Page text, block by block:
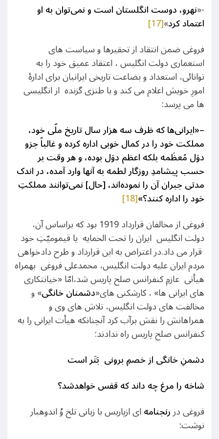
-«نهرو، دوست انگلستان است و نمی‌توان به او
اعتماد كرد»
[17]
فروغی ضمن انتقاد از تحقیرها و سیاست های
استعماری دولت انگلیس ، اعتقاد عمیق خود را به
توانائی، استعداد و بضاعت تاریخی ایرانیان برای ادارۀ
امورِ خویش اعلام می کند و با طنزی گزنده از انگلیسی
ها می پرسد:
–«ایرانی‌ها که ظرف سه هزار سال تاریخ ملّی خود،
مملکت خود را در کمال خوبی اداره کرده و غالباً جزو
دوَل مُعظَمه بلکه اعظم دوَل بوده، و هر وقت بر
حسب پیشامدِ روزگار لطمه به آنها وارد آمده، در اندک
مدتی جبران آن را نموده‌اند، [حال] نمی‌توانند مملکتِ
خود را اداره کنند؟»[18]
فروغی از مخالفان قرارداد 1919 بود که براساس آن،
دولت انگلیس ایران را تحت الحمایه یا قیمومیّتِ خود
قرار می داد.در اعتراض به این قرارداد و طرح دادخواهی
مردم ایران علیه دولت انگلیس، محمدعلی فروغی بهمراه
هیأتی عازمِ کنفرانس صلح پاریس شد،امّا «خیانتکاری
های ایرانی ها» ، کارشکنی های«دشمنانخانگی» و
مخالفت های دولت انگلیس، تلاش های وی و
همراهانش را نقش برآب کرد آنچنانکه هیأت ایرانی را به
کنفرانس صلح پاریس راه ندادند:
دشمنِ خانگی از خصمِ برونی بَتَر است
شاخه را مرغ چه داند که قفس خواهدشد؟
فروغی دررنجنامهای ازپاریس با زبانی تلخ وُ اندوهبار
نوشت: